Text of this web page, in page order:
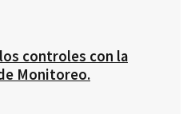
controles con la
Monitoreo.